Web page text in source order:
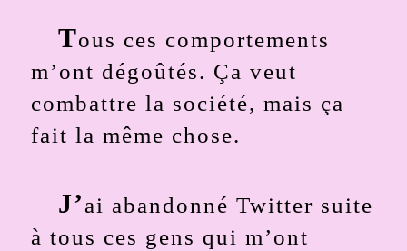
Tous ces comportements
m’ont dégoûtés. Ça veut
combattre la société, mais ça
fait la même chose.
J’ai abandonné Twitter suite
à tous ces gens qui m’ont